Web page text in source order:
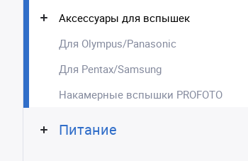
Аксессуары для вспышек
Для Olympus/Panasonic
Для Pentax/Samsung
Накамерные вспышки PROFOTO
Питание